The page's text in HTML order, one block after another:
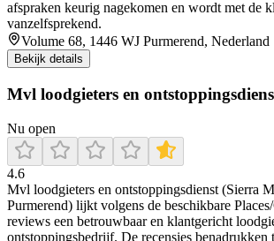
afspraken keurig nagekomen en wordt met de
vanzelfsprekend.
Volume 68, 1446 WJ Purmerend, Nederland
Bekijk details
Mvl loodgieters en
Nu open
4.6
Mvl loodgieters en ontstoppingsdienst (Sierra
Purmerend) lijkt volgens de beschikbare
reviews een betrouwbaar en klantgericht
ontstoppingsbedrijf. De recensies benadrukken